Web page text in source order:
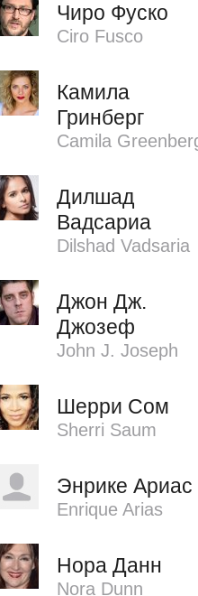
Чиро Фуско
Ciro Fusco
Камила
Гринберг
Camila
Дилшад
Вадсариа
Dilshad Vadsaria
Джон Дж.
Джозеф
John J. Joseph
Шерри Сом
Sherri Saum
Энрике Ариас
Enrique Arias
Нора Данн
Nora Dunn